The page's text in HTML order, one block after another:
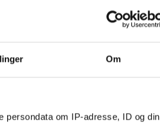
Om
persondata om IP-adresse, ID og din
under graviditeten
i graviditeten
liv inde i maven